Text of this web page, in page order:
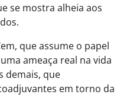
se mostra alheia aos
que assume o papel
ameaça real na vida
demais, que
em torno da